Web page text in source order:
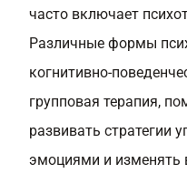
часто включает
Различные формы
когнитивно-
групповая терапия,
развивать стратегии
эмоциями и изменять